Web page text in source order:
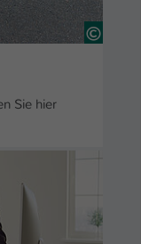
Sie hier